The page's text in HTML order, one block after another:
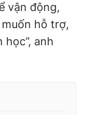
vận động,
hỗ trợ,
anh